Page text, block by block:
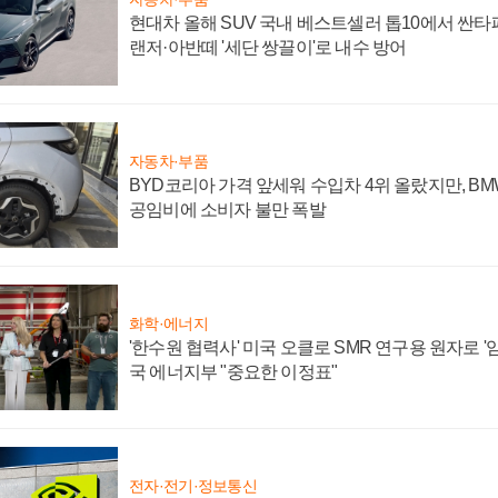
현대차 올해 SUV 국내 베스트셀러 톱10에서 싼타
랜저·아반떼 '세단 쌍끌이'로 내수 방어
자동차·부품
BYD코리아 가격 앞세워 수입차 4위 올랐지만,
공임비에 소비자 불만 폭발
화학·에너지
'한수원 협력사' 미국 오클로 SMR 연구용 원자로 '
국 에너지부 "중요한 이정표"
전자·전기·정보통신